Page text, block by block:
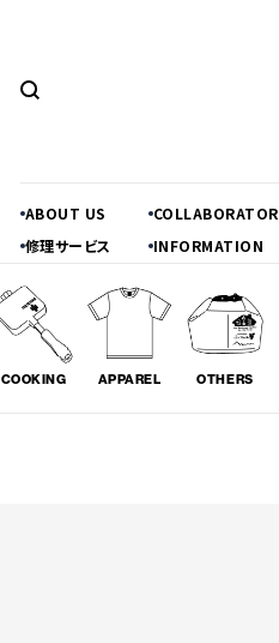
ABOUT US COLLABORATOR
修理サービス
INFORMATION
COOKING APPAREL OTHERS